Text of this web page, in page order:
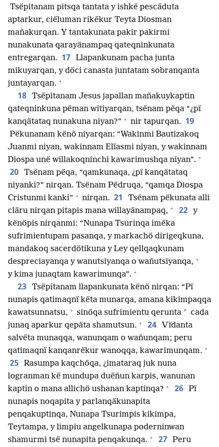
Tsëpitanam pitsqa tantata y ishkë pescäduta
aptarkur, ciëluman rikëkur Teyta Diosman
mañakurqan. Y tantakunata pakir pakirmi
nunakunata qarayänampaq qateqninkunata
entregarqan. 17 Llapankunam pacha junta
mikuyarqan, y döci canasta juntatam sobranqanta
juntayarqan. +
18 Tsëpitanam Jesus japallan mañakuykaptin
qateqninkuna pëman witiyarqan, tsënam pëqa “¿pï
kanqätataq nunakuna niyan?” + nir tapurqan. 19
Pëkunanam kënö niyarqan: “Wakinmi Bautizakoq
Juanmi niyan, wakinnam Elïasmi niyan, y wakinnam
Diospa unë willakoqninchi kawarimushqa niyan”. +
20 Tsënam pëqa, “qamkunaqa, ¿pï kanqätataq
niyanki?” nirqan. Tsënam Pëdruqa, “qamqa Diospa
Cristunmi kanki” + nirqan. 21
Tsënam pëkunata alli
cläru nirqan pitapis mana willayänampaq, + 22 y
kënöpis nirqanmi: “Nunapa Tsurinqa imëka
sufrimientupam pasanqa, y markachö dirigeqkuna,
mandakoq sacerdötikuna y Ley qellqaqkunam
despreciayanqa y wanutsiyanqa o wañutsiyanqa, +
y kima junaqtam kawarimunqa”. +
23 Tsëpitanam llapankunata kënö nirqan: “Pï
nunapis qatimaqnï këta munarqa, amana kikimpaqqa
kawatsunnatsu, + sinöqa sufrimientu qerunta * cada
junaq aparkur qepäta shamutsun. + 24
Vïdanta
salvëta munaqqa, wanunqam o wañunqam; peru
qatimaqnï kanqanrëkur wanoqqa, kawarimunqam. +
25 Rasumpa kaqchöqa, ¿imataraq juk nuna
logranman kë mundupa duëñun karpis, wanunan
kaptin o mana allichö ushanan kaptinqa? + 26 Pï
nunapis noqapita y parlanqäkunapita
penqakuptinqa, Nunapa Tsurimpis kikimpa,
Teytampa, y limpiu angelkunapa poderninwan
shamurmi tsë nunapita penqakunqa. + 27 Peru